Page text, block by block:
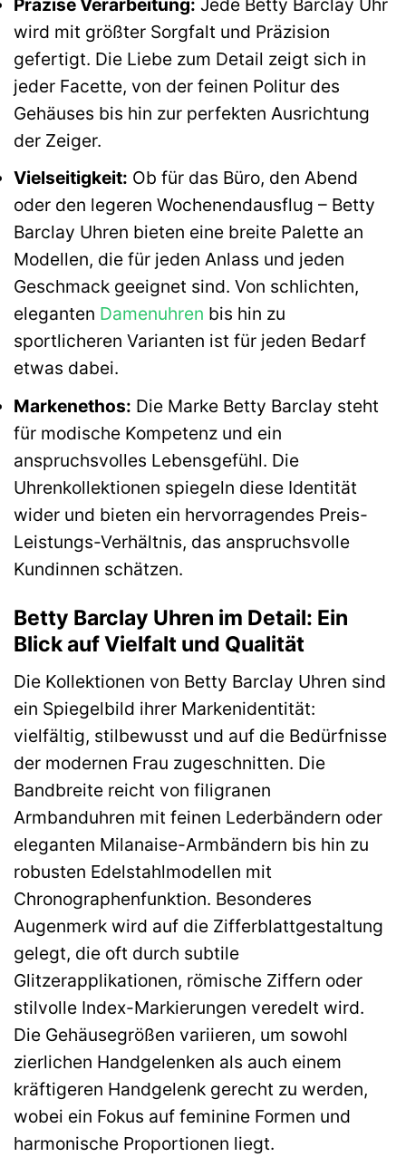
wird mit größter Sorgfalt und Präzision
gefertigt. Die Liebe zum Detail zeigt sich in
jeder Facette, von der feinen Politur des
Gehäuses bis hin zur perfekten Ausrichtung
der Zeiger.
Vielseitigkeit: Ob für das Büro, den Abend
oder den legeren Wochenendausflug – Betty
Barclay Uhren bieten eine breite Palette an
Modellen, die für jeden Anlass und jeden
Geschmack geeignet sind. Von schlichten,
eleganten Damenuhren bis hin zu
sportlicheren Varianten ist für jeden Bedarf
etwas dabei.
Markenethos: Die Marke Betty Barclay steht
für modische Kompetenz und ein
anspruchsvolles Lebensgefühl. Die
Uhrenkollektionen spiegeln diese Identität
wider und bieten ein hervorragendes Preis-
Leistungs-Verhältnis, das anspruchsvolle
Kundinnen schätzen.
Betty Barclay Uhren im Detail: Ein
Blick auf Vielfalt und Qualität
Die Kollektionen von Betty Barclay Uhren sind
ein Spiegelbild ihrer Markenidentität:
vielfältig, stilbewusst und auf die Bedürfnisse
der modernen Frau zugeschnitten. Die
Bandbreite reicht von filigranen
Armbanduhren mit feinen Lederbändern oder
eleganten Milanaise-Armbändern bis hin zu
robusten Edelstahlmodellen mit
Chronographenfunktion. Besonderes
Augenmerk wird auf die Zifferblattgestaltung
gelegt, die oft durch subtile
Glitzerapplikationen, römische Ziffern oder
stilvolle Index-Markierungen veredelt wird.
Die Gehäusegrößen variieren, um sowohl
zierlichen Handgelenken als auch einem
kräftigeren Handgelenk gerecht zu werden,
wobei ein Fokus auf feminine Formen und
harmonische Proportionen liegt.